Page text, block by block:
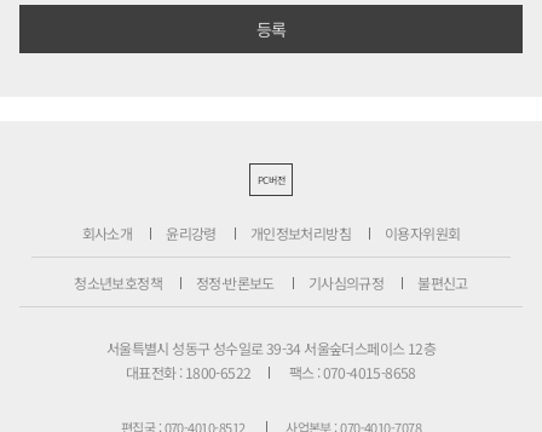
PC버전
회사소개 윤리강령 개인정보처리방침 이용자위원회
청소년보호정책 정정·반론보도 기사심의규정 불편신고
서울특별시 성동구 성수일로 39-34 서울숲더스페이스 12층
대표전화 : 1800-6522
팩스 : 070-4015-8658
편집국 : 070-4010-8512 사업본부 : 070-4010-7078